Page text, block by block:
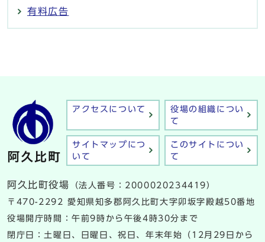
有料広告
アクセスについて
役場の組織につい
て
サイトマップにつ
いて
このサイトについ
て
阿久比町役場
（法人番号：2000020234419）
〒470-2292 愛知県知多郡阿久比町大字卯坂字殿越50番地
役場開庁時間：午前9時から午後4時30分まで
閉庁日：土曜日、日曜日、祝日、年末年始（12月29日から